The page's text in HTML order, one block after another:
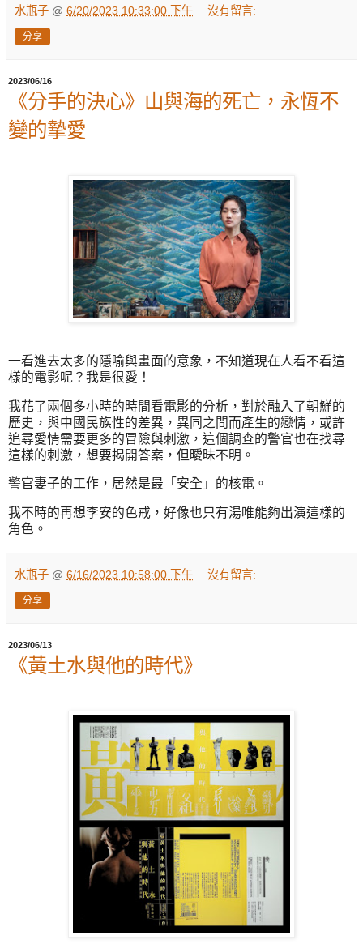
水瓶子 @ 6/20/2023 10:33:00 下午 沒有留言:
分享
2023/06/16
《分手的決心》山與海的死亡，永恆不
變的摯愛
一看進去太多的隱喻與畫面的意象，不知道現在人看不看這
樣的電影呢？我是很愛！
我花了兩個多小時的時間看電影的分析，對於融入了朝鮮的
歷史，與中國民族性的差異，異同之間而產生的戀情，或許
追尋愛情需要更多的冒險與刺激，這個調查的警官也在找尋
這樣的刺激，想要揭開答案，但曖昧不明。
警官妻子的工作，居然是最「安全」的核電。
我不時的再想李安的色戒，好像也只有湯唯能夠出演這樣的
角色。
水瓶子 @ 6/16/2023 10:58:00 下午 沒有留言:
分享
2023/06/13
《黃土水與他的時代》